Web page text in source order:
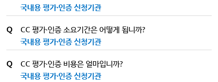
국내용 평가·인증 신청기관
Q
CC 평가·인증 소요기간은 어떻게 됩니까?
국내용 평가·인증 신청기관
Q
CC 평가·인증 비용은 얼마입니까?
국내용 평가·인증 신청기관